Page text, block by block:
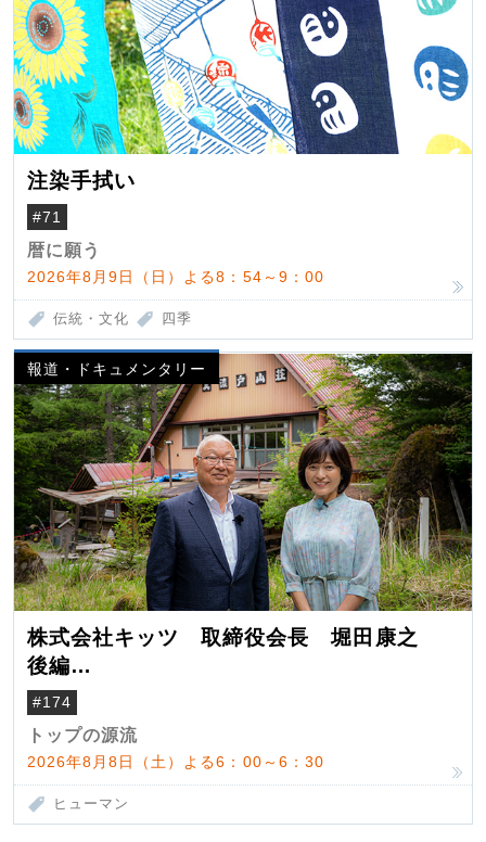
注染手拭い
#71
暦に願う
2026年8月9日（日）よる8：54～9：00
伝統・文化 四季
報道・ドキュメンタリー
株式会社キッツ 取締役会長 堀田康之
後編
米国駐在でも浮かんだ八ヶ岳 山小屋を営
んだ父母
#174
トップの源流
2026年8月8日（土）よる6：00～6：30
ヒューマン